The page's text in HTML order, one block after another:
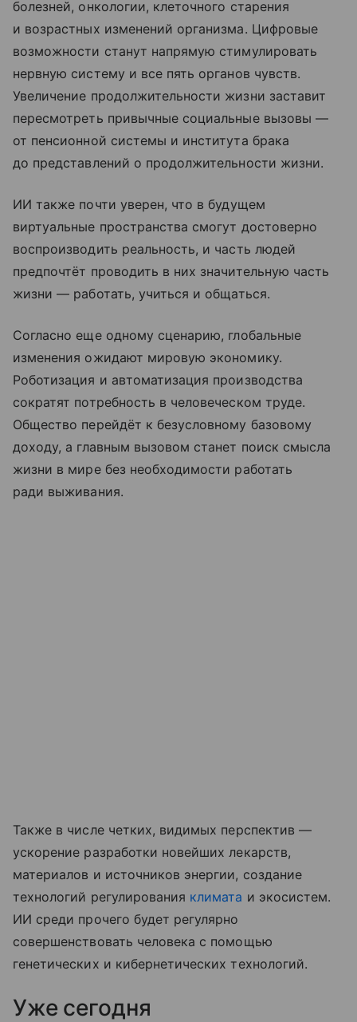
болезней, онкологии, клеточного старения
и возрастных изменений организма. Цифровые
возможности станут напрямую стимулировать
нервную систему и все пять органов чувств.
Увеличение продолжительности жизни заставит
пересмотреть привычные социальные вызовы —
от пенсионной системы и института брака
до представлений о продолжительности жизни.
ИИ также почти уверен, что в будущем
виртуальные пространства смогут достоверно
воспроизводить реальность, и часть людей
предпочтёт проводить в них значительную часть
жизни — работать, учиться и общаться.
Согласно еще одному сценарию, глобальные
изменения ожидают мировую экономику.
Роботизация и автоматизация производства
сократят потребность в человеческом труде.
Общество перейдёт к безусловному базовому
доходу, а главным вызовом станет поиск смысла
жизни в мире без необходимости работать
ради выживания.
Также в числе четких, видимых перспектив —
ускорение разработки новейших лекарств,
материалов и источников энергии, создание
технологий регулирования климата и экосистем.
ИИ среди прочего будет регулярно
совершенствовать человека с помощью
генетических и кибернетических технологий.
Уже сегодня